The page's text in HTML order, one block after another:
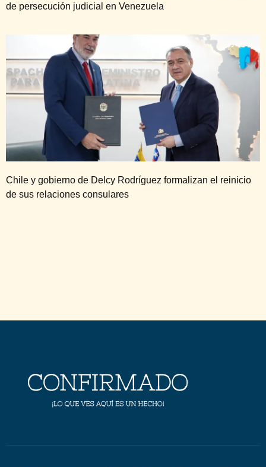
de persecución judicial en Venezuela
Chile y gobierno de Delcy Rodríguez formalizan el reinicio
de sus relaciones consulares